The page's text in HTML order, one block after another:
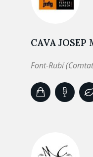
CAVA JOSEP
Font-Rubí